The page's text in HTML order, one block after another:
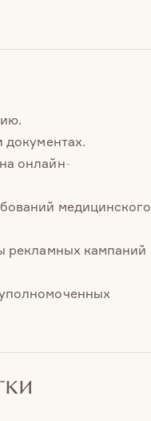
документах.
онлайн-
медицинского
рекламных кампаний